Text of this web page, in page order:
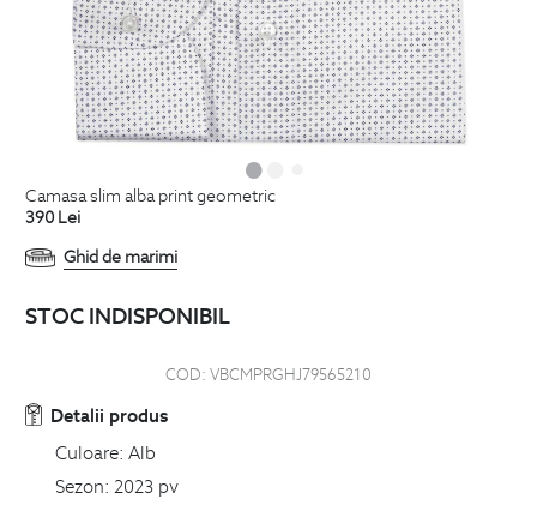
camasa slim alba print geometric
390 Lei
Ghid de marimi
STOC INDISPONIBIL
COD: VBCMPRGHJ79565210
Detalii produs
Culoare: Alb
Sezon: 2023 pv